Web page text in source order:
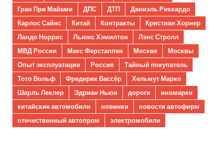
Гран При Майами
ДПС ДТП
Даниэль Риккардо
Карлос Сайнс
Китай Контракты
Кристиан Хорнер
Ландо Норрис
Льюис Хэмилтон
Лэнс Стролл
МВД России
Макс Ферстаппен Москве
Москвы
Опыт эксплуатации
Россия
Тайный покупатель
Тото Вольф
Фредерик Вассёр
Хельмут Марко
Шарль Леклер
Эдриан Ньюи дороги
иномарки
китайские автомобили
новинки
новости автофирм
отечественный автопром
электромобили